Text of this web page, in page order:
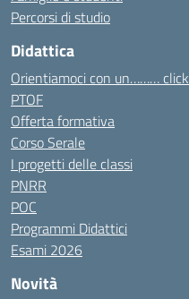
Percorsi di studio
Didattica
Orientiamoci con un……… click
PTOF
Offerta formativa
Corso Serale
I progetti delle classi
PNRR
POC
Programmi Didattici
Esami 2026
Novità